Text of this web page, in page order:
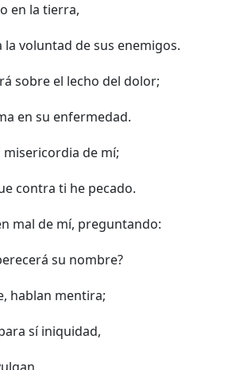
en la tierra,
la voluntad de sus enemigos.
sobre el lecho del dolor;
en su enfermedad.
misericordia de mí;
contra ti he pecado.
mal de mí, preguntando:
su nombre?
hablan mentira;
sí iniquidad,